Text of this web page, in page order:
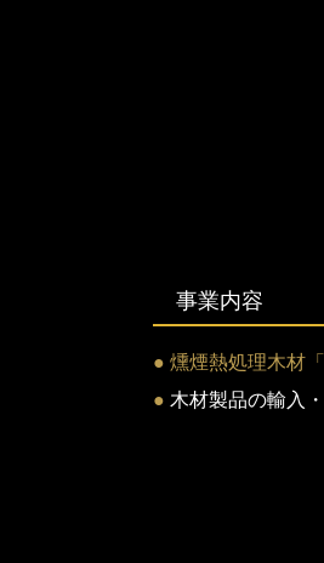
事業内容
● 燻煙熱処理木材
● 木材製品の輸入